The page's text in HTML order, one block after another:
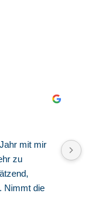
mit mir
zu
Nimmt die